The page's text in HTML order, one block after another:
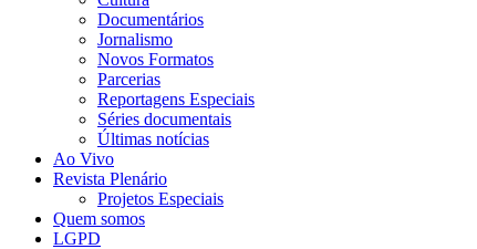
Documentários
Jornalismo
Novos Formatos
Parcerias
Reportagens Especiais
Séries documentais
Últimas notícias
Ao Vivo
Revista Plenário
Projetos Especiais
Quem somos
LGPD